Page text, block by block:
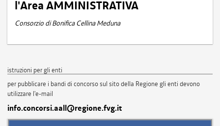
l'Area AMMINISTRATIVA
Consorzio di Bonifica Cellina Meduna
istruzioni per gli enti
per pubblicare i bandi di concorso sul sito della Regione gli enti devono
utilizzare l'e-mail
info.concorsi.aall@regione.fvg.it